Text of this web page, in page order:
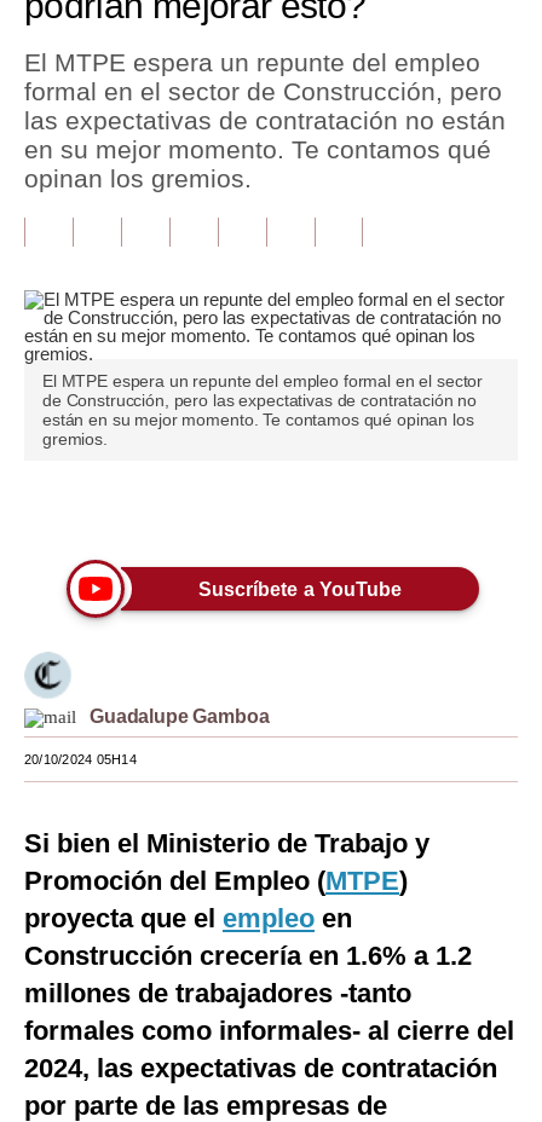
Finanzas Personales
Inmobiliarias
Plus G
Pregunta de hoy
Blogs
Tendencias
Moda
Estilos
Mundo
EEUU
México
Internacional
Tecnología
Club del Suscriptor
G de Gestión
Notas Contratadas
El MTPE espera un repunte del empleo
formal en el sector de Construcción, pero
las expectativas de contratación no están
en su mejor momento. Te contamos qué
opinan los gremios.
El MTPE espera un repunte del empleo formal en el sector
de Construcción, pero las expectativas de contratación no
están en su mejor momento. Te contamos qué opinan los
gremios.
Suscríbete a YouTube
Guadalupe Gamboa
20/10/2024 05H14
Si bien el Ministerio de Trabajo y
Promoción del Empleo (MTPE)
proyecta que el empleo en
Construcción crecería en 1.6% a 1.2
millones de trabajadores -tanto
formales como informales- al cierre del
2024, las expectativas de contratación
por parte de las empresas de